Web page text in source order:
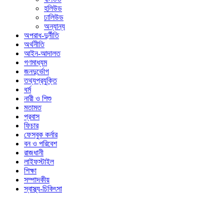
হলিউড
ঢালিউড
অন্যান্য
অপরাধ-দুর্নীতি
অর্থনীতি
আইন-আদালত
গণমাধ্যম
জনদুর্ভোগ
তথ্যপ্রযুক্তি
ধর্ম
নারী ও শিশু
মতামত
প্রবাস
ফিচার
ফেসবুক কর্নার
বন ও পরিবেশ
রাজধানী
লাইফস্টাইল
শিক্ষা
সম্পাদকীয়
স্বাস্থ্য-চিকিৎসা